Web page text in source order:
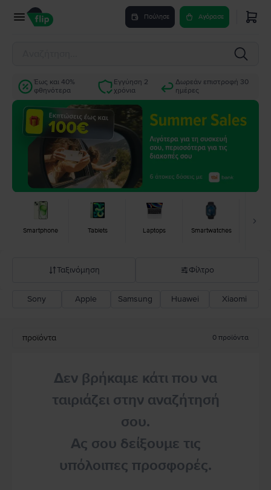
Πούλησε Αγόρασε
Έως και 40%
φθηνότερα
Εγγύηση 2
χρόνια
Δωρεάν επιστροφή 30
ημέρες
Smartphone Tablets Laptops Smartwatches
Ταξινόμηση
Σύσταση Flip
Φίλτρο
Sony Apple Samsung Huawei Xiaomi
προϊόντα 0 προϊόντα
Δεν βρήκαμε κάτι που να
ταιριάζει στην αναζήτησή
σου.
Ας σου δείξουμε τις
υπόλοιπες προσφορές.